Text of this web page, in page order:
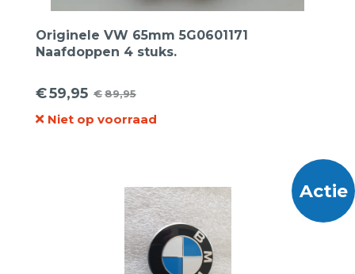
Originele VW 65mm 5G0601171
Naafdoppen 4 stuks.
€89,95
Oorspronkelijke
prijs
€59,95
Huidige
prijs
Niet op voorraad
Actie